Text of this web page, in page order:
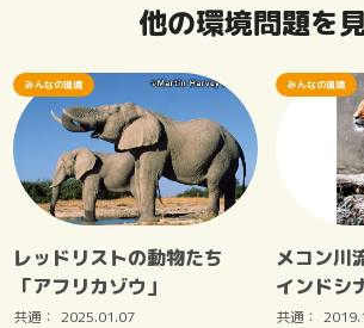
他の環境問題を
レッドリストの動物たち
「アフリカゾウ」
共通： 2025.01.07
みんなの環境
メコン川
インドシ
共通：
みんなの環境